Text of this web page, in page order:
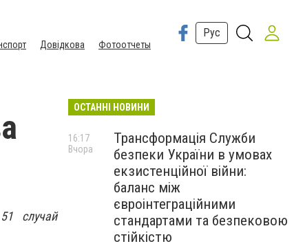
Довідкова Фотоотчеты
Рус
случай
ОСТАННІ НОВИНИ
Трансформація Служби
безпеки України в умовах
екзистенційної війни:
баланс між
євроінтеграційними
стандартами та безпековою
стійкістю
16:17
Вчора